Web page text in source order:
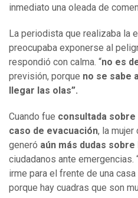
inmediato una oleada de
La periodista que realizaba la
preocupaba exponerse al
respondió con calma. “no es
previsión, porque no se sabe
llegar las olas”.
Cuando fue consultada
caso de evacuación, la mujer
generó aún más dudas
ciudadanos ante emergencias.
irme para el frente de una
porque hay cuadras que son